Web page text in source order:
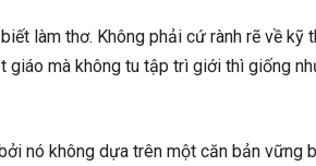
làm thơ. Không phải cứ rành rẽ về kỹ
mà không tu tập trì giới thì giống
nó không dựa trên một căn bản vững